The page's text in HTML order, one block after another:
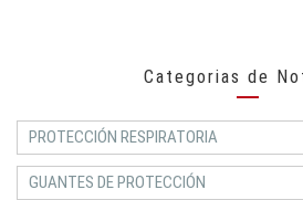
Categorias de
PROTECCIÓN RESPIRATORIA
GUANTES DE PROTECCIÓN